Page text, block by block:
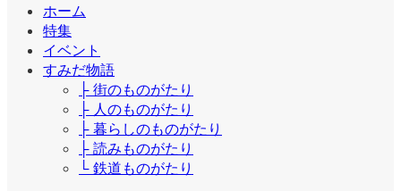
ホーム
特集
イベント
すみだ物語
├ 街のものがたり
├ 人のものがたり
├ 暮らしのものがたり
├ 読みものがたり
└ 鉄道ものがたり